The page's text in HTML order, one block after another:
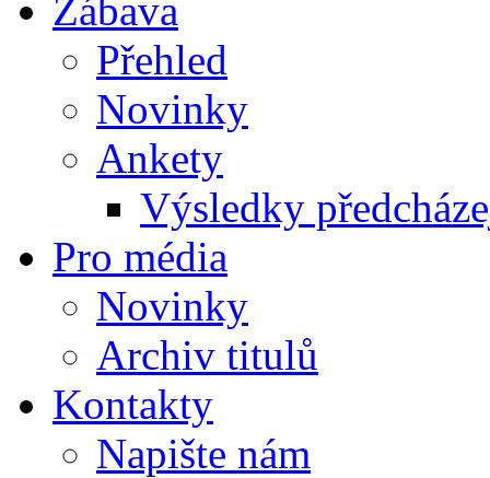
Zábava
Přehled
Novinky
Ankety
Výsledky
Pro média
Novinky
Archiv titulů
Kontakty
Napište nám